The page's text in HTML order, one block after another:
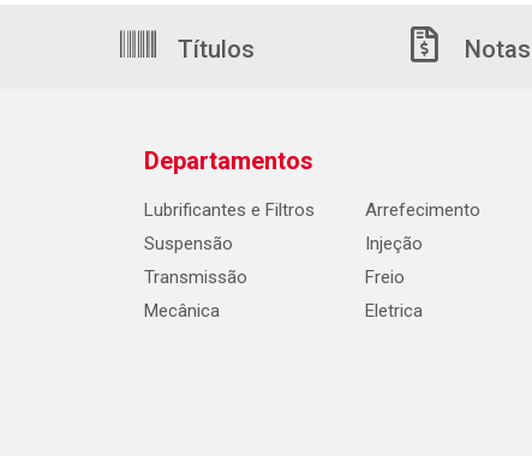
Títulos
Departamentos
Lubrificantes e Filtros
Suspensão
Transmissão
Mecânica
Arrefecimento
Injeção
Freio
Eletrica